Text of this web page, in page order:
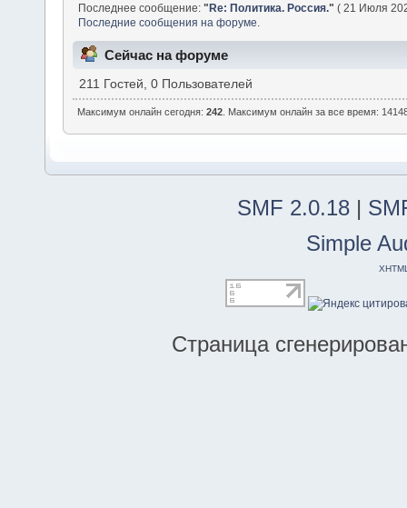
Последнее сообщение:"Re: Политика. Россия." ( 21 Июля
Последние сообщения на форуме.
Сейчас на форуме
211 Гостей, 0 Пользователей
Максимум онлайн сегодня:242 . Максимум онлайн за все время:
SMF 2.0.18 |
Simple
Страница